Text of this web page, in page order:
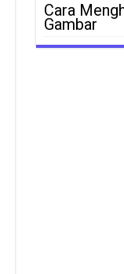
Cara
Gambar